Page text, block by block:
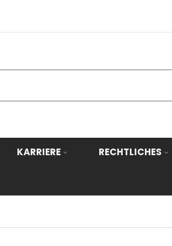
KARRIERE RECHTLICHES